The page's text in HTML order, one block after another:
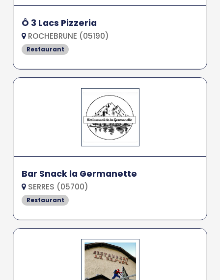
Ô 3 Lacs Pizzeria
ROCHEBRUNE (05190)
Restaurant
Bar Snack la Germanette
SERRES (05700)
Restaurant